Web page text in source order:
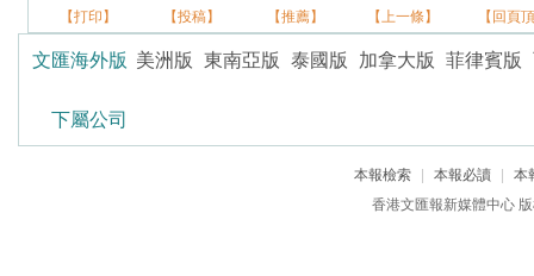
【打印】 【投稿】 【推薦】 【上一條】 【回頁
文匯海外版 美洲版 東南亞版 泰國版 加拿大版 菲律賓版
下屬公司
本報檢索 本報必讀
本
香港文匯報新媒體中心